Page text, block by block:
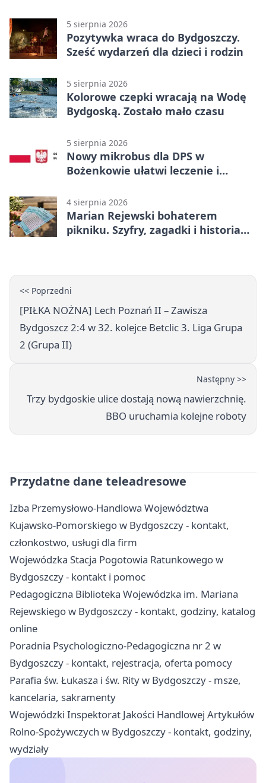
5 sierpnia 2026
Pozytywka wraca do Bydgoszczy.
Sześć wydarzeń dla dzieci i rodzin
5 sierpnia 2026
Kolorowe czepki wracają na Wodę
Bydgoską. Zostało mało czasu
5 sierpnia 2026
Nowy mikrobus dla DPS w
Bożenkowie ułatwi leczenie i
4 sierpnia 2026
Marian Rejewski bohaterem
pikniku. Szyfry, zagadki i historia
<< Poprzedni
[PIŁKA NOŻNA] Lech Poznań II – Zawisza
Bydgoszcz 2:4 w 32. kolejce Betclic 3. Liga Grupa
2 (Grupa II)
Następny >>
Trzy bydgoskie ulice dostają nową nawierzchnię.
BBO uruchamia kolejne roboty
Przydatne dane teleadresowe
Izba Przemysłowo-Handlowa Województwa
Kujawsko-Pomorskiego w Bydgoszczy - kontakt,
członkostwo, usługi dla firm
Wojewódzka Stacja Pogotowia Ratunkowego w
Bydgoszczy - kontakt i pomoc
Pedagogiczna Biblioteka Wojewódzka im. Mariana
Rejewskiego w Bydgoszczy - kontakt, godziny, katalog
online
Poradnia Psychologiczno-Pedagogiczna nr 2 w
Bydgoszczy - kontakt, rejestracja, oferta pomocy
Parafia św. Łukasza i św. Rity w Bydgoszczy - msze,
kancelaria, sakramenty
Wojewódzki Inspektorat Jakości Handlowej Artykułów
Rolno-Spożywczych w Bydgoszczy - kontakt, godziny,
wydziały